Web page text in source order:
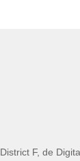
F, de